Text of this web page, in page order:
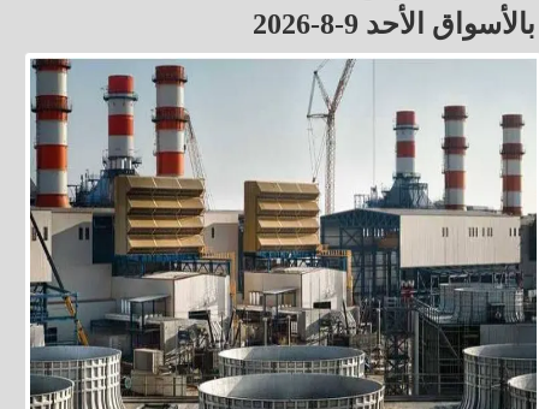
بالأسواق الأحد 9-8-2026